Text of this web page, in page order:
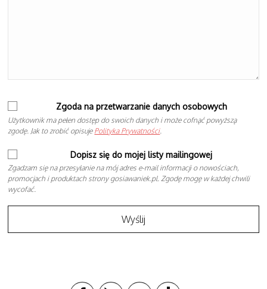
Zgoda na przetwarzanie danych osobowych
Użytkownik ma pełen dostęp do swoich danych i może cofnąć powyższą
zgodę. Jak to zrobić opisuje Polityka Prywatności.
Dopisz się do mojej listy mailingowej
Zgadzam się na przesyłanie na mój adres e-mail informacji o nowościach,
promocjach i produktach strony gosiawaniek.pl. Zgodę mogę w każdej chwili
wycofać.